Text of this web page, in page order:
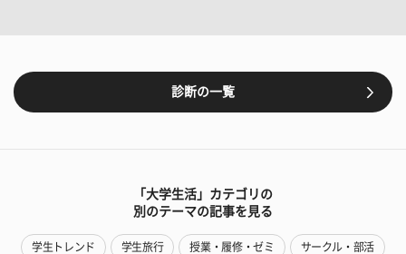
診断の一覧
「大学生活」カテゴリの
別のテーマの記事を見る
学生トレンド 学生旅行 授業・履修・ゼミ サークル・部活